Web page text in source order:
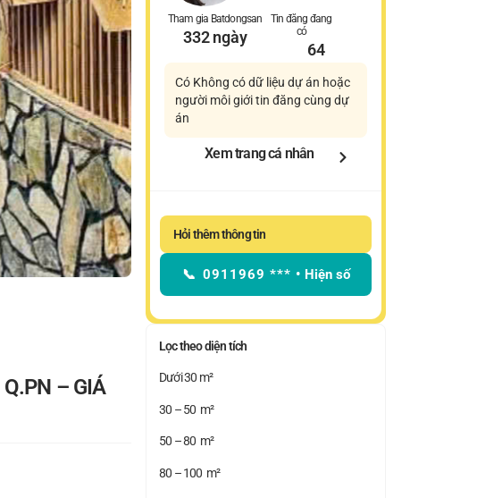
– GIÁ
Tham gia Batdongsan
332 ngày
Tin đăng đang
có
64
Có Không có dữ liệu dự án hoặc
người môi giới tin đăng cùng dự
án
Xem trang cá nhân
Hỏi thêm thông tin
📞 0911969 *** • Hiện số
Lọc theo diện tích
Dưới 30 m²
30 – 50 m²
50 – 80 m²
80 – 100 m²